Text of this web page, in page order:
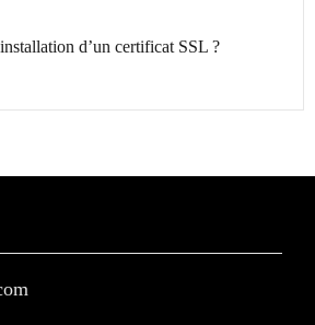
d’un certificat SSL ?